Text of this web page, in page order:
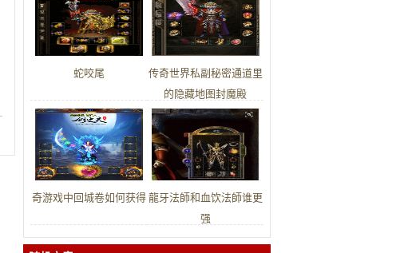
蛇咬尾
传奇世界私副秘密通道里
的隐藏地图封魔殿
奇游戏中回城卷如何获得 龍牙法師和血饮法師谁更
强